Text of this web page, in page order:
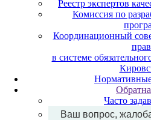
Реестр экспертов
Комиссия по
Координационный
в системе
Часто
Ваш вопрос,